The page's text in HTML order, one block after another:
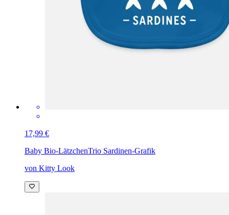
17,99 €
Baby Bio-LätzchenTrio Sardinen-Grafik
von Kitty Look